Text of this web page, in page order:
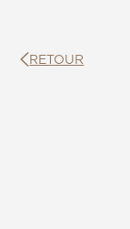
RETOUR